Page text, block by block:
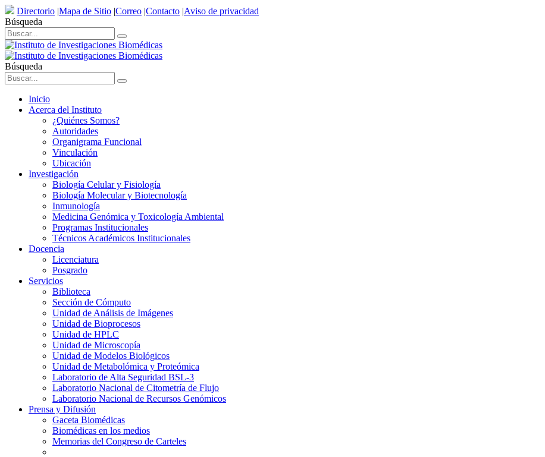
Directorio |Mapa de Sitio |Correo |Contacto |Aviso de privacidad
Búsqueda
Búsqueda
Inicio
Acerca del Instituto
¿Quiénes Somos?
Autoridades
Organigrama Funcional
Vinculación
Ubicación
Investigación
Biología Celular y Fisiología
Biología Molecular y Biotecnología
Inmunología
Medicina Genómica y Toxicología Ambiental
Programas Institucionales
Técnicos Académicos Institucionales
Docencia
Licenciatura
Posgrado
Servicios
Biblioteca
Sección de Cómputo
Unidad de Análisis de Imágenes
Unidad de Bioprocesos
Unidad de HPLC
Unidad de Microscopía
Unidad de Modelos Biológicos
Unidad de Metabolómica y Proteómica
Laboratorio de Alta Seguridad BSL-3
Laboratorio Nacional de Citometría de Flujo
Laboratorio Nacional de Recursos Genómicos
Prensa y Difusión
Gaceta Biomédicas
Biomédicas en los medios
Memorias del Congreso de Carteles